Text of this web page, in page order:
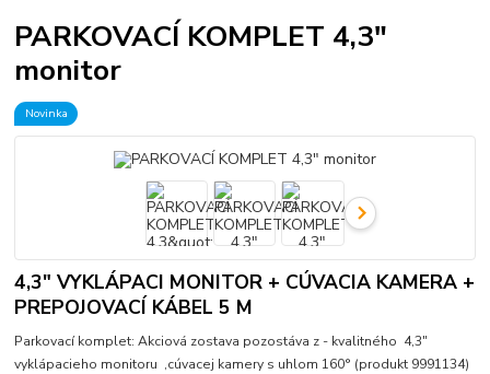
PARKOVACÍ KOMPLET 4,3"
monitor
Novinka
4,3" VYKLÁPACI MONITOR + CÚVACIA KAMERA +
PREPOJOVACÍ KÁBEL 5 M
Parkovací komplet: Akciová zostava pozostáva z - kvalitného 4,3"
vyklápacieho monitoru ,cúvacej kamery s uhlom 160° (produkt 9991134)